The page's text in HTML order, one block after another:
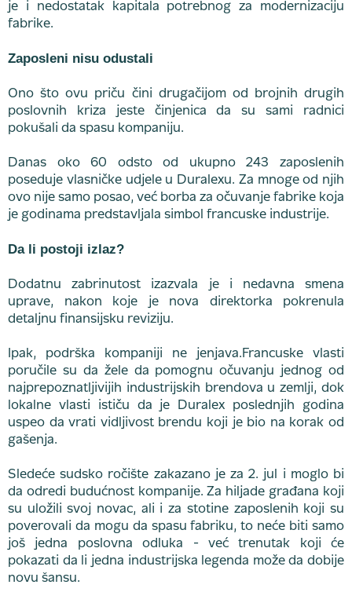
je i nedostatak kapitala potrebnog za modernizaciju
fabrike.
Zaposleni nisu odustali
Ono što ovu priču čini drugačijom od brojnih drugih
poslovnih kriza jeste činjenica da su sami radnici
pokušali da spasu kompaniju.
Danas oko 60 odsto od ukupno 243 zaposlenih
poseduje vlasničke udjele u Duralexu. Za mnoge od njih
ovo nije samo posao, već borba za očuvanje fabrike koja
je godinama predstavljala simbol francuske industrije.
Da li postoji izlaz?
Dodatnu zabrinutost izazvala je i nedavna smena
uprave, nakon koje je nova direktorka pokrenula
detaljnu finansijsku reviziju.
Ipak, podrška kompaniji ne jenjava.Francuske vlasti
poručile su da žele da pomognu očuvanju jednog od
najprepoznatljivijih industrijskih brendova u zemlji, dok
lokalne vlasti ističu da je Duralex poslednjih godina
uspeo da vrati vidljivost brendu koji je bio na korak od
gašenja.
Sledeće sudsko ročište zakazano je za 2. jul i moglo bi
da odredi budućnost kompanije. Za hiljade građana koji
su uložili svoj novac, ali i za stotine zaposlenih koji su
poverovali da mogu da spasu fabriku, to neće biti samo
još jedna poslovna odluka - već trenutak koji će
pokazati da li jedna industrijska legenda može da dobije
novu šansu.